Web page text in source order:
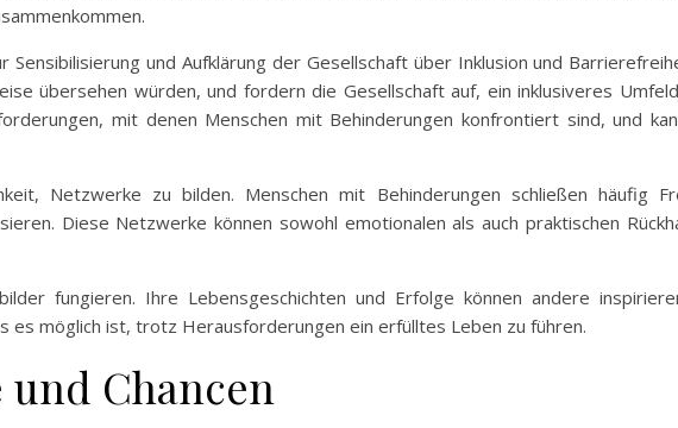
und Aufklärung der Gesellschaft über Inklusion und
übersehen würden, und fordern die Gesellschaft auf, ein inklusiveres
mit denen Menschen mit Behinderungen konfrontiert sind, und
Netzwerke zu bilden. Menschen mit Behinderungen schließen häufig
Diese Netzwerke können sowohl emotionalen als auch praktischen
fungieren. Ihre Lebensgeschichten und Erfolge können andere
es möglich ist, trotz Herausforderungen ein erfülltes Leben zu führen.
Chancen